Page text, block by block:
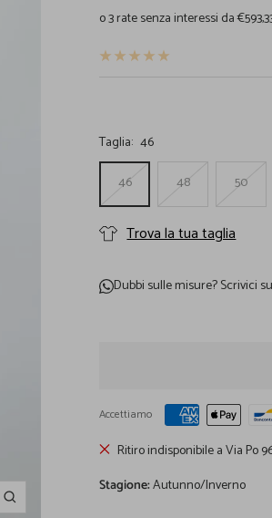
Ingrandisci
vendita
o 3 rate senza interessi da
Taglia: 46
46
48 50
Trova la tua taglia
Dubbi sulle misure?Scrivici
Accettiamo
Ritiro indisponibile a Via Po
Stagione:Autunno/Inverno